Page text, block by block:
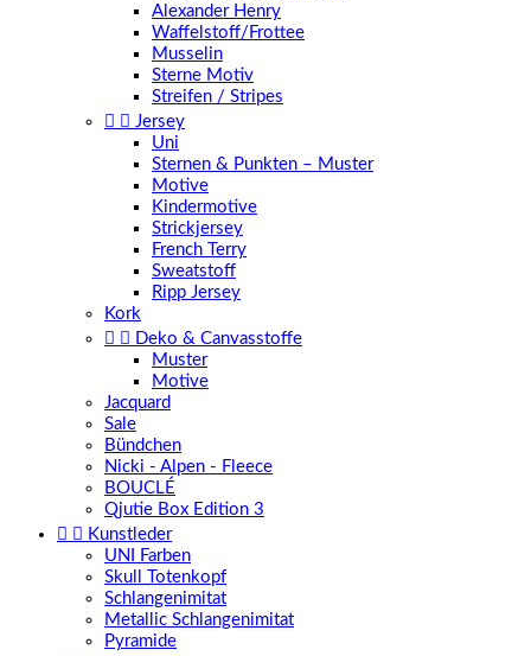
Alexander Henry
Waffelstoff/Frottee
Musselin
Sterne Motiv
Streifen / Stripes
  Jersey
Uni
Sternen & Punkten – Muster
Motive
Kindermotive
Strickjersey
French Terry
Sweatstoff
Ripp Jersey
Kork
  Deko & Canvasstoffe
Muster
Motive
Jacquard
Sale
Bündchen
Nicki - Alpen - Fleece
BOUCLÉ
Qjutie Box Edition 3
  Kunstleder
UNI Farben
Skull Totenkopf
Schlangenimitat
Metallic Schlangenimitat
Pyramide